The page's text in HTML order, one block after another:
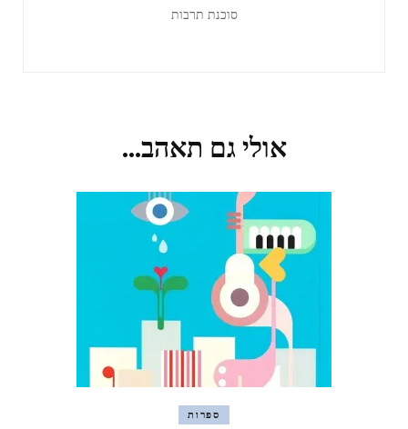
סוכנת תרבות
אולי גם תאהב...
ספרות